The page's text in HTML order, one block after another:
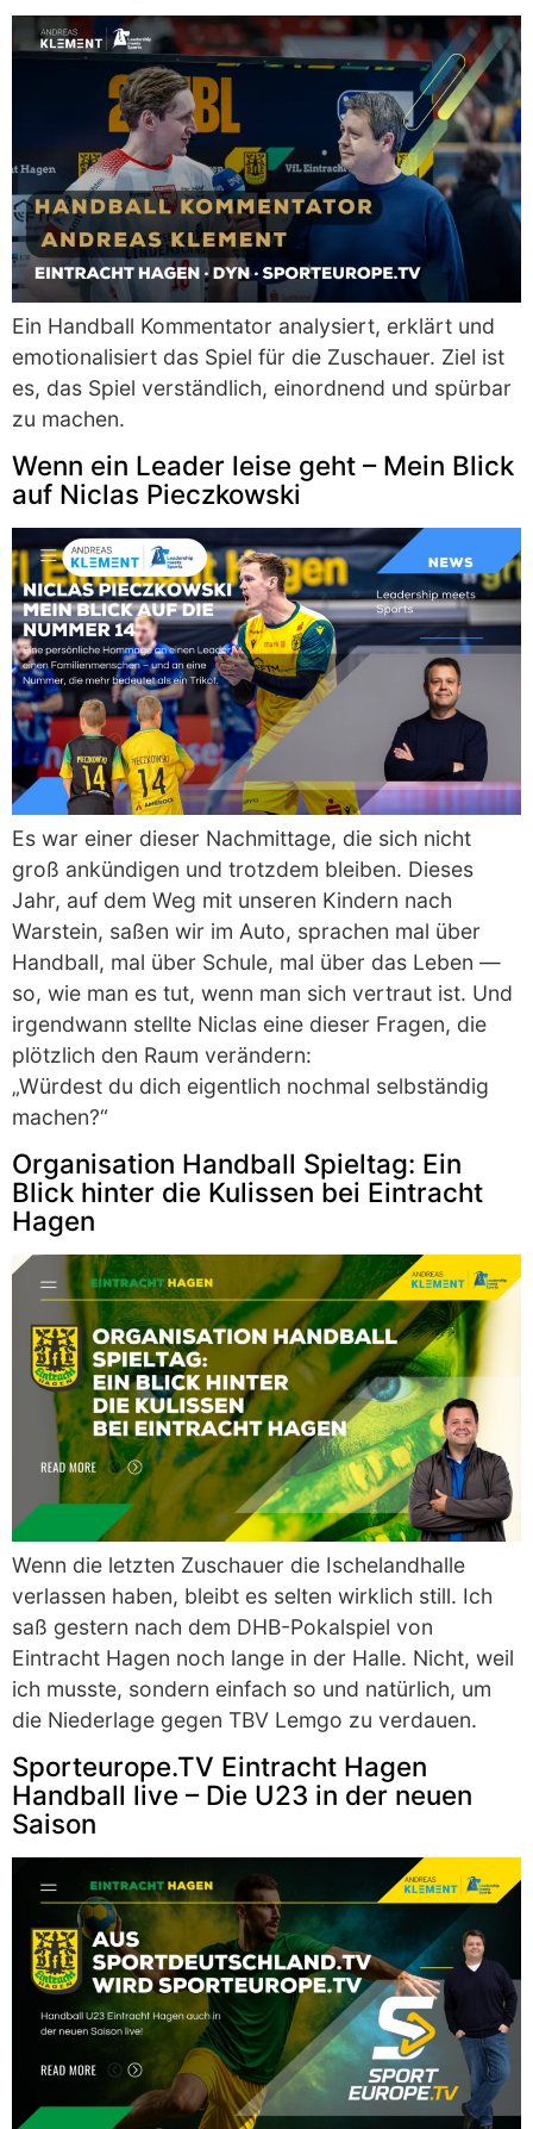
Ein Handball Kommentator analysiert, erklärt und
emotionalisiert das Spiel für die Zuschauer. Ziel ist
es, das Spiel verständlich, einordnend und spürbar
zu machen.
Wenn ein Leader leise geht – Mein Blick
auf Niclas Pieczkowski
Es war einer dieser Nachmittage, die sich nicht
groß ankündigen und trotzdem bleiben. Dieses
Jahr, auf dem Weg mit unseren Kindern nach
Warstein, saßen wir im Auto, sprachen mal über
Handball, mal über Schule, mal über das Leben —
so, wie man es tut, wenn man sich vertraut ist. Und
irgendwann stellte Niclas eine dieser Fragen, die
plötzlich den Raum verändern:
„Würdest du dich eigentlich nochmal selbständig
machen?“
Organisation Handball Spieltag: Ein
Blick hinter die Kulissen bei Eintracht
Hagen
Wenn die letzten Zuschauer die Ischelandhalle
verlassen haben, bleibt es selten wirklich still. Ich
saß gestern nach dem DHB-Pokalspiel von
Eintracht Hagen noch lange in der Halle. Nicht, weil
ich musste, sondern einfach so und natürlich, um
die Niederlage gegen TBV Lemgo zu verdauen.
Sporteurope.TV Eintracht Hagen
Handball live – Die U23 in der neuen
Saison